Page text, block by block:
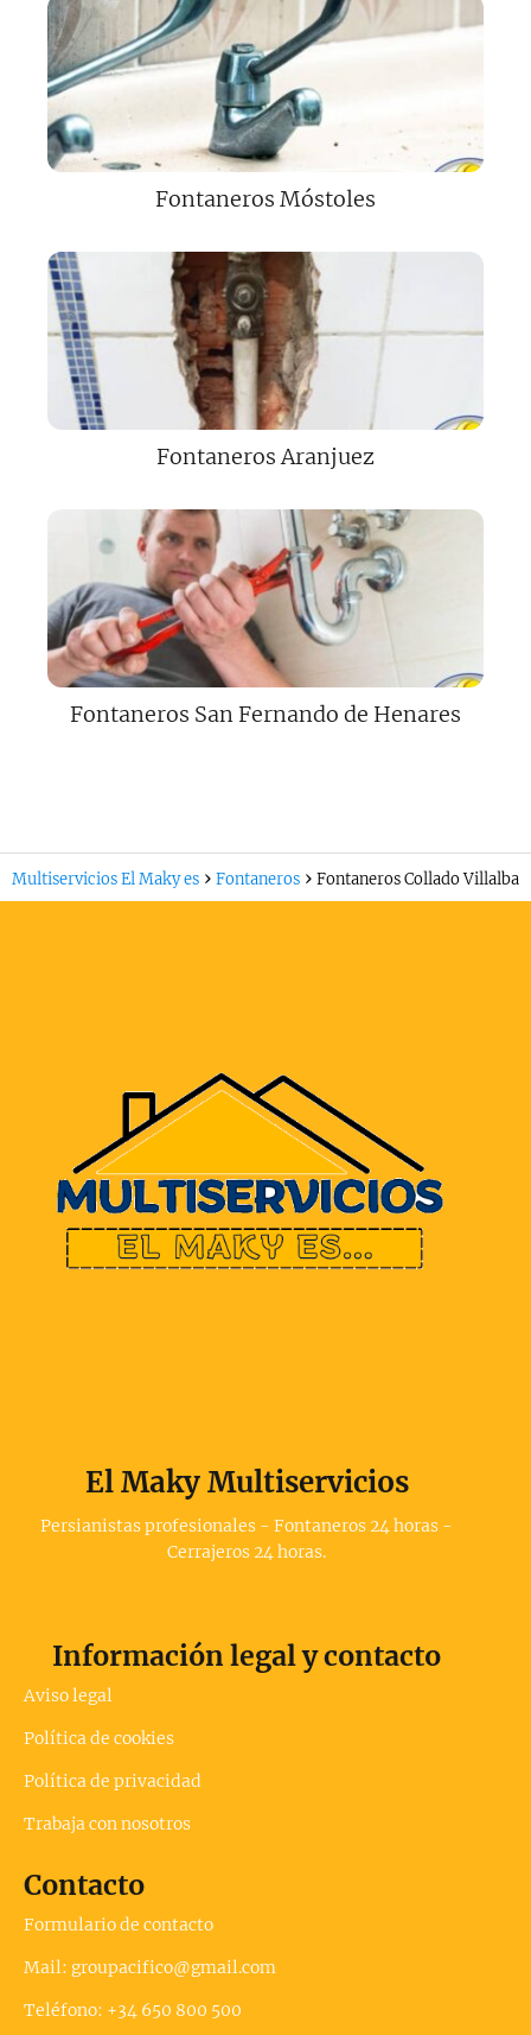
Fontaneros Móstoles
Fontaneros Aranjuez
Fontaneros San Fernando de Henares
Multiservicios El Maky es Fontaneros Fontaneros Collado Villalba
El Maky Multiservicios
Persianistas profesionales - Fontaneros 24 horas -
Cerrajeros 24 horas.
Información legal y contacto
Aviso legal
Política de cookies
Política de privacidad
Trabaja con nosotros
Contacto
Formulario de contacto
Mail: groupacifico@gmail.com
Teléfono: +34 650 800 500